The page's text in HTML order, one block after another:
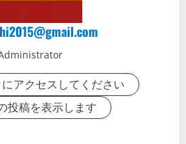
アクセスしてください
投稿を表示します